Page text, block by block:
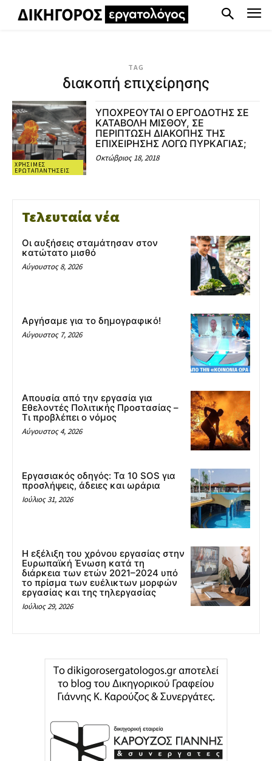
TAG
διακοπή επιχείρησης
ΧΡΉΣΙΜΕΣ
ΕΡΩΤΑΠΑΝΤΉΣΕΙΣ
ΥΠΟΧΡΕΟΥΤΑΙ Ο ΕΡΓΟΔΟΤΗΣ ΣΕ
ΚΑΤΑΒΟΛΗ ΜΙΣΘΟΥ, ΣΕ
ΠΕΡΙΠΤΩΣΗ ΔΙΑΚΟΠΗΣ ΤΗΣ
ΕΠΙΧΕΙΡΗΣΗΣ ΛΟΓΩ ΠΥΡΚΑΓΙΑΣ;
Οκτώβριος 18, 2018
Τελευταία νέα
Οι αυξήσεις σταμάτησαν στον
κατώτατο μισθό
Αύγουστος 8, 2026
Αργήσαμε για το δημογραφικό!
Αύγουστος 7, 2026
Απουσία από την εργασία για
Εθελοντές Πολιτικής Προστασίας –
Τι προβλέπει ο νόμος
Αύγουστος 4, 2026
Εργασιακός οδηγός: Τα 10 SOS για
προσλήψεις, άδειες και ωράρια
Ιούλιος 31, 2026
Η εξέλιξη του χρόνου εργασίας στην
Ευρωπαϊκή Ένωση κατά τη
διάρκεια των ετών 2021–2024 υπό
το πρίσμα των ευέλικτων μορφών
εργασίας και της τηλεργασίας
Ιούλιος 29, 2026